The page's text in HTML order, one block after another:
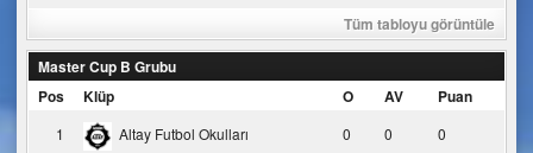
Tüm tabloyu görüntüle
Master Cup B Grubu
Pos
Klüp O AV Puan
1 Altay Futbol Okulları 0 0 0